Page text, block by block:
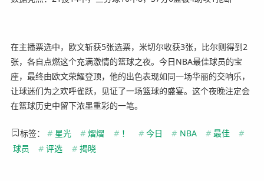
在主播票选中，欧文斩获5张选票，米切尔收获3张，比尔则得到2
张，各自点燃这个充满激情的篮球之夜。今日NBA最佳球员的宝
座，最终由欧文荣耀登顶，他的出色表现如同一场华丽的交响乐，
让球迷们为之欢呼雀跃，见证了一场篮球的盛宴。这个夜晚注定会
在篮球历史中留下浓墨重彩的一笔。
标签： # 星光 # 熠熠 # ！ # 今日 # NBA # 最佳
#
球员
# 评选 # 揭晓